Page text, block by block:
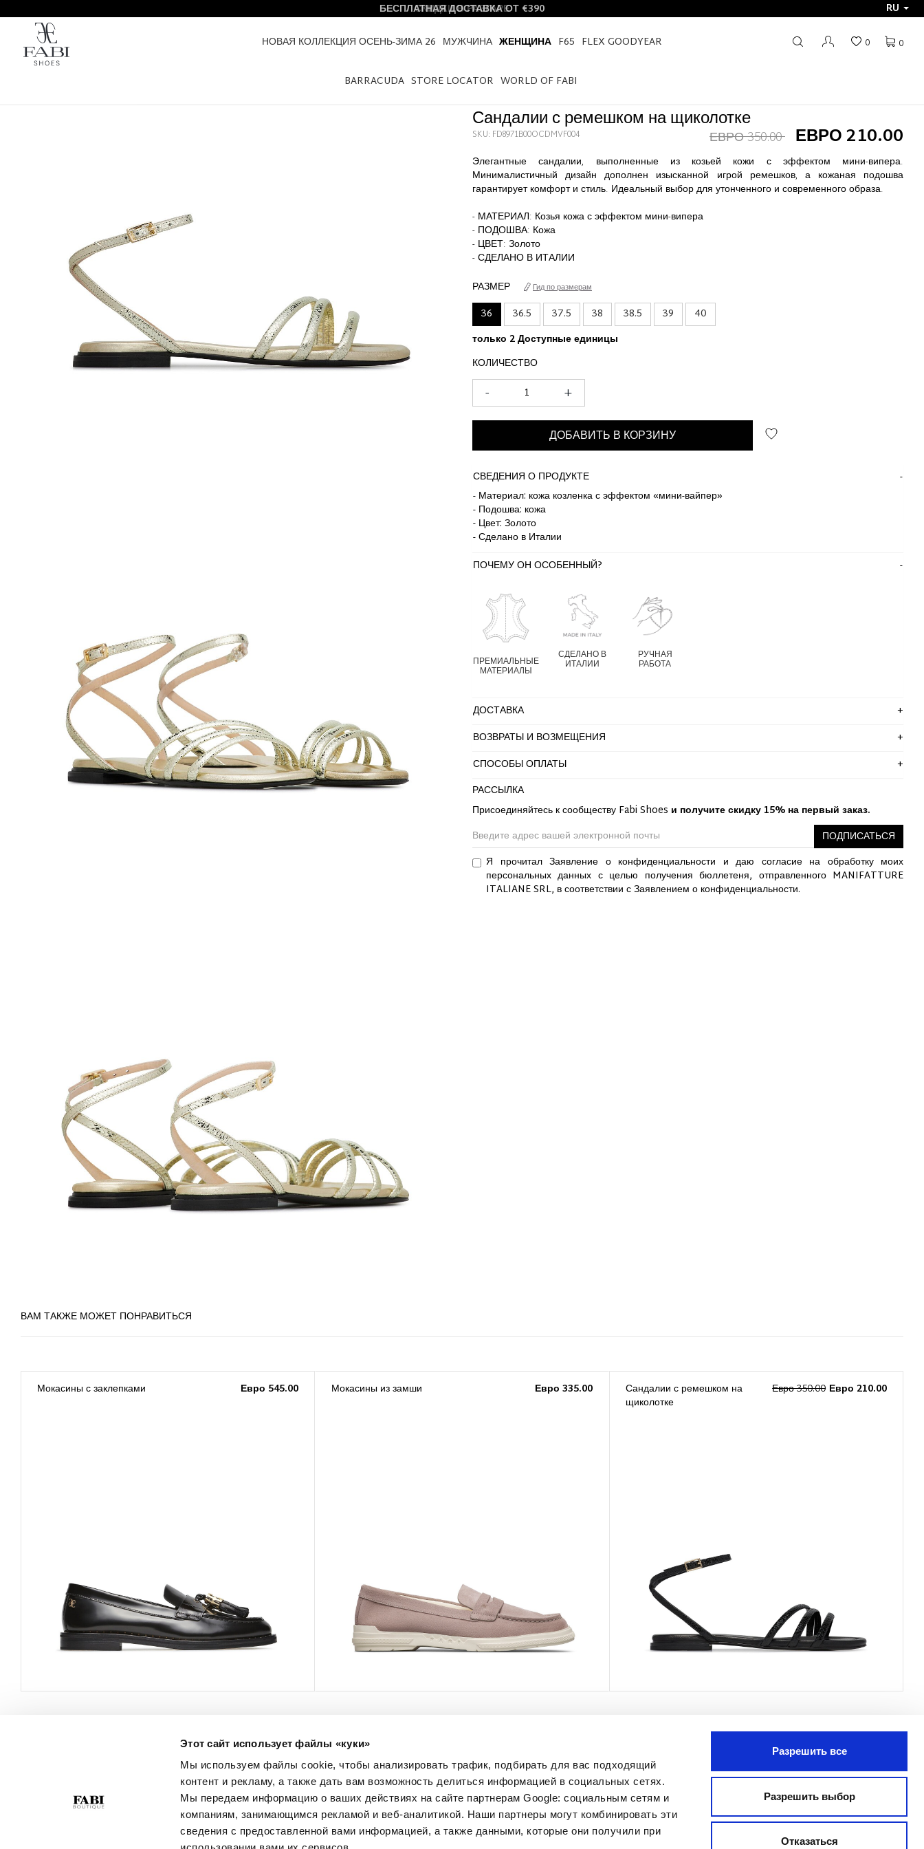
Этот сайт использует файлы «куки»
Мы используем файлы cookie, чтобы анализировать трафик, подбирать для вас подходящий
контент и рекламу, а также дать вам возможность делиться информацией в социальных сетях.
Мы передаем информацию о ваших действиях на сайте партнерам Google: социальным сетям и
компаниям, занимающимся рекламой и веб-аналитикой. Наши партнеры могут комбинировать эти
сведения с предоставленной вами информацией, а также данными, которые они получили при
Разрешить все
Разрешить выбор
Отказаться
БЕСПЛАТНАЯ ДОСТАВКА ОТ €390
RU
НОВАЯ КОЛЛЕКЦИЯ ОСЕНЬ-ЗИМА 26 МУЖЧИНА ЖЕНЩИНА F65 FLEX GOODYEAR
BARRACUDA STORE LOCATOR WORLD OF FABI
0
0
HOME ЖЕНЩИНА САНДАЛИИ С РЕМЕШКОМ НА ЩИКОЛОТКЕ
Сандалии с ремешком на щиколотке
ЕВРО 350.00 ЕВРО 210.00
SKU: FD8971B00OCDMVF004
Элегантные сандалии, выполненные из козьей кожи с эффектом мини-випера.
Минималистичный дизайн дополнен изысканной игрой ремешков, а кожаная подошва
гарантирует комфорт и стиль. Идеальный выбор для утонченного и современного образа.
- МАТЕРИАЛ: Козья кожа с эффектом мини-випера
- ПОДОШВА: Кожа
- ЦВЕТ: Золото
- СДЕЛАНО В ИТАЛИИ
РАЗМЕР
Гид по размерам
36 36.5 37.5 38 38.5 39
40
только 2 Доступные единицы
КОЛИЧЕСТВО
+
-
ДОБАВИТЬ В КОРЗИНУ
СВЕДЕНИЯ О ПРОДУКТЕ
- Материал: кожа козленка с эффектом «мини-вайпер»
- Подошва: кожа
- Цвет: Золото
- Сделано в Италии
ПОЧЕМУ ОН ОСОБЕННЫЙ?
ПРЕМИАЛЬНЫЕ
МАТЕРИАЛЫ
СДЕЛАНО В
ИТАЛИИ
РУЧНАЯ
РАБОТА
ДОСТАВКА
ВОЗВРАТЫ И ВОЗМЕЩЕНИЯ
СПОСОБЫ ОПЛАТЫ
РАССЫЛКА
Присоединяйтесь к сообществу Fabi Shoes и получите скидку 15% на первый заказ.
ПОДПИСАТЬСЯ
Я прочитал Заявление о конфиденциальности и даю согласие на обработку моих
персональных данных с целью получения бюллетеня, отправленного MANIFATTURE
ITALIANE SRL, в соответствии с Заявлением о конфиденциальности.
ВАМ ТАКЖЕ МОЖЕТ ПОНРАВИТЬСЯ
Мокасины с заклепками Евро 545.00 Мокасины из замши Евро 335.00
Сандалии с ремешком на
щиколотке
Евро 350.00 Евро 210.00
Условия Покупки
Политика
Конфиденциальности
Политика В Отношении
Файлов Cookie
Best Of Fabi
МЫ В СОЦСЕТЯХ
Facebook
Instagram
Pinterest
Twitter
YouTube
ПОДПИСАТЬСЯ
Я прочитал Заявление о
конфиденциальности и даю согласие
на обработку моих персональных
данных с целью получения
бюллетеня, отправленного